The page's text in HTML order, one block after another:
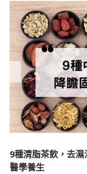
9種清脂茶飲，去
醫學養生